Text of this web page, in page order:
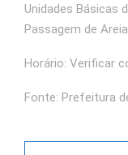
Unidades Básicas
Passagem de Areia
Horário: Verificar
Fonte: Prefeitura